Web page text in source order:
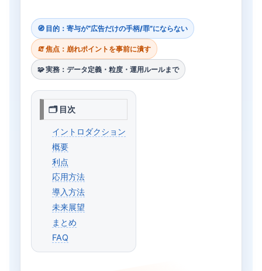
🧭 目的：寄与が“広告だけの手柄/罪”にならない
🧯 焦点：崩れポイントを事前に潰す
🧩 実務：データ定義・粒度・運用ルールまで
🗂 目次
イントロダクション
概要
利点
応用方法
導入方法
未来展望
まとめ
FAQ